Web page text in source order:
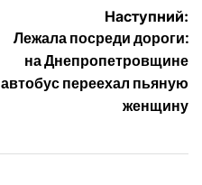
Наступний:
Лежала посреди дороги:
на Днепропетровщине
автобус переехал пьяную
женщину